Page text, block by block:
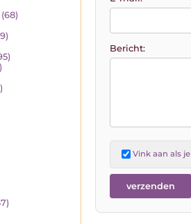
(68)
Bericht:
Vink aan als je